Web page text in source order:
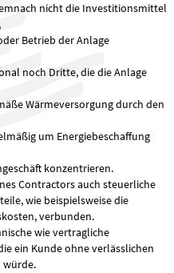
nicht die Investitionsmittel
Betrieb der Anlage
noch Dritte, die die Anlage
Wärmeversorgung durch den
um Energiebeschaffung
konzentrieren.
Contractors auch steuerliche
wie beispielsweise die
verbunden.
wie vertragliche
ein Kunde ohne verlässlichen
würde.